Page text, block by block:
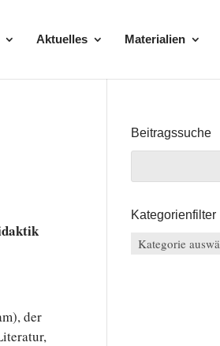
Aktuelles Materialien
der
Beitragssuche
Kategorienfilter
Kategorienfilter